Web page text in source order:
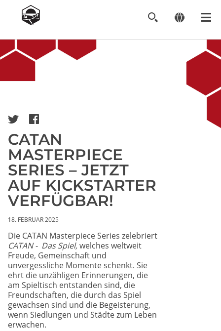
CATAN
MASTERPIECE
SERIES – JETZT
AUF KICKSTARTER
VERFÜGBAR!
18. FEBRUAR 2025
Die CATAN Masterpiece Series zelebriert
CATAN - Das Spiel, welches weltweit
Freude, Gemeinschaft und
unvergessliche Momente schenkt. Sie
ehrt die unzähligen Erinnerungen, die
am Spieltisch entstanden sind, die
Freundschaften, die durch das Spiel
gewachsen sind und die Begeisterung,
wenn Siedlungen und Städte zum Leben
erwachen.